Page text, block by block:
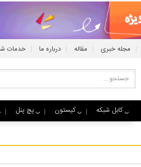
| مجله خبری | مقاله | درباره ما | خدمات
پچ پنل کیستون کابل شبکه